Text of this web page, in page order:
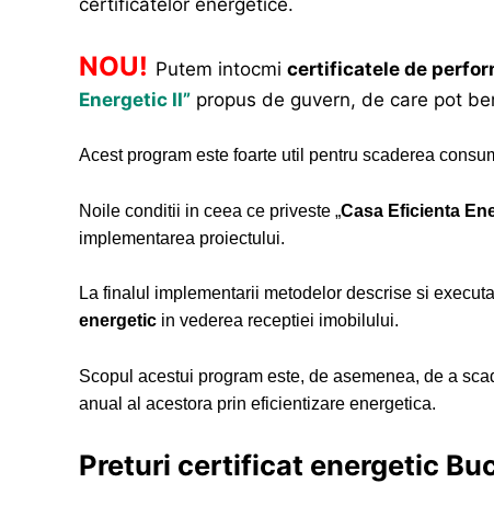
certificatelor energetice.
NOU! Putem intocmi certificatele de
Energetic II” propus de guvern, de care pot
Acest program este foarte util pentru scaderea
Noile conditii in ceea ce priveste „Casa Eficienta
implementarea proiectului.
La finalul implementarii metodelor descrise si
energetic in vederea receptiei imobilului.
Scopul acestui program este, de asemenea, de a
anual al acestora prin eficientizare energetica.
Preturi certificat energetic